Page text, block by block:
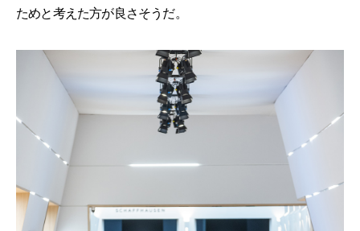
ためと考えた方が良さそうだ。